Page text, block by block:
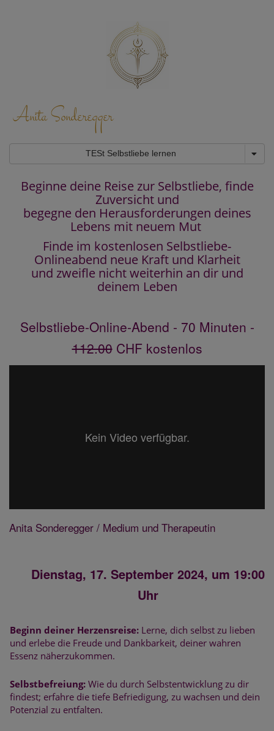
Anita Sonderegger
TESt Selbstliebe lernen
Beginne deine Reise zur Selbstliebe, finde
Zuversicht und
begegne den Herausforderungen deines
Lebens mit neuem Mut
Finde im kostenlosen Selbstliebe-
Onlineabend neue Kraft und Klarheit
und zweifle nicht weiterhin an dir und
deinem Leben
Selbstliebe-Online-Abend - 70 Minuten -
112.00CHF kostenlos
Kein Video verfügbar.
Anita Sonderegger / Medium und Therapeutin
Dienstag, 17. September 2024, um 19:00
Uhr
Beginn deiner Herzensreise: Lerne, dich selbst zu lieben
und erlebe die Freude und Dankbarkeit, deiner wahren
Essenz näherzukommen.
Selbstbefreiung: Wie du durch Selbstentwicklung zu dir
findest; erfahre die tiefe Befriedigung, zu wachsen und dein
Potenzial zu entfalten.